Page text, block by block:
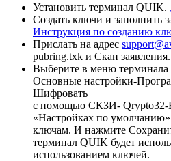
Установить терминал QUIK.
Создать ключи и заполнить
Инструкция по созданию
Прислать на адрес
pubring.txk и Скан заявления.
Выберите в меню
Основные настройки-
Шифровать
с помощью СКЗИ- Qrypto32-
«Настройках по
ключам. И нажмите
терминал QUIK будет
использованием ключей.